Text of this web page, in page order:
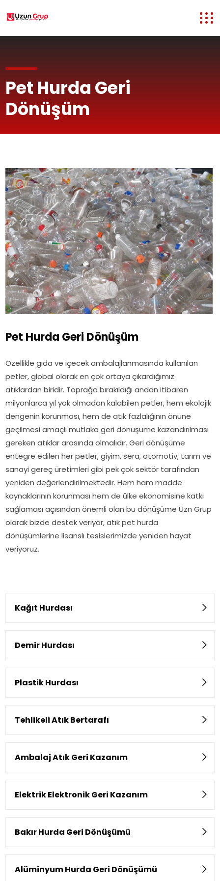
Pet Hurda Geri
Dönüşüm
Pet Hurda Geri Dönüşüm
Özellikle gıda ve içecek ambalajlanmasında kullanılan
petler, global olarak en çok ortaya çıkardığımız
atıklardan biridir. Toprağa bırakıldığı andan itibaren
milyonlarca yıl yok olmadan kalabilen petler, hem ekolojik
dengenin korunması, hem de atık fazlalığının önüne
geçilmesi amaçlı mutlaka geri dönüşüme kazandırılması
gereken atıklar arasında olmalıdır. Geri dönüşüme
entegre edilen her petler, giyim, sera, otomotiv, tarım ve
sanayi gereç üretimleri gibi pek çok sektör tarafından
yeniden değerlendirilmektedir. Hem ham madde
kaynaklarının korunması hem de ülke ekonomisine katkı
sağlaması açısından önemli olan bu dönüşüme Uzn Grup
olarak bizde destek veriyor, atık pet hurda
dönüşümlerine lisanslı tesislerimizde yeniden hayat
veriyoruz.
Kağıt Hurdası
Demir Hurdası
Plastik Hurdası
Tehlikeli Atık Bertarafı
Ambalaj Atık Geri Kazanım
Elektrik Elektronik Geri Kazanım
Bakır Hurda Geri Dönüşümü
Alüminyum Hurda Geri Dönüşümü